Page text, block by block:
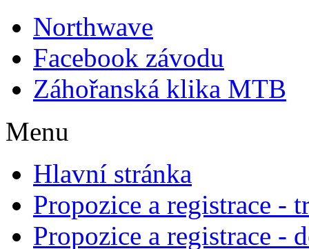
Northwave
Facebook závodu
Záhořanská klika MTB
Menu
Hlavní stránka
Propozice a registrace -
Propozice a registrace -